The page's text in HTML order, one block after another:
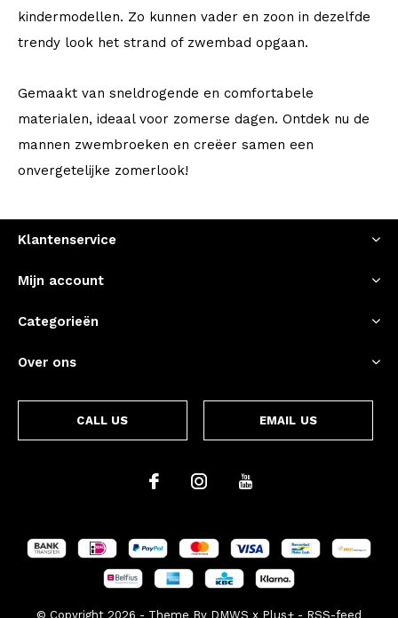
kindermodellen. Zo kunnen vader en zoon in dezelfde
trendy look het strand of zwembad opgaan.
Gemaakt van sneldrogende en comfortabele
materialen, ideaal voor zomerse dagen. Ontdek nu de
mannen zwembroeken en creëer samen een
onvergetelijke zomerlook!
Klantenservice
Mijn account
Categorieën
Over ons
CALL US EMAIL US
© Copyright 2026 - Theme By DMWS x Plus+ - RSS-feed